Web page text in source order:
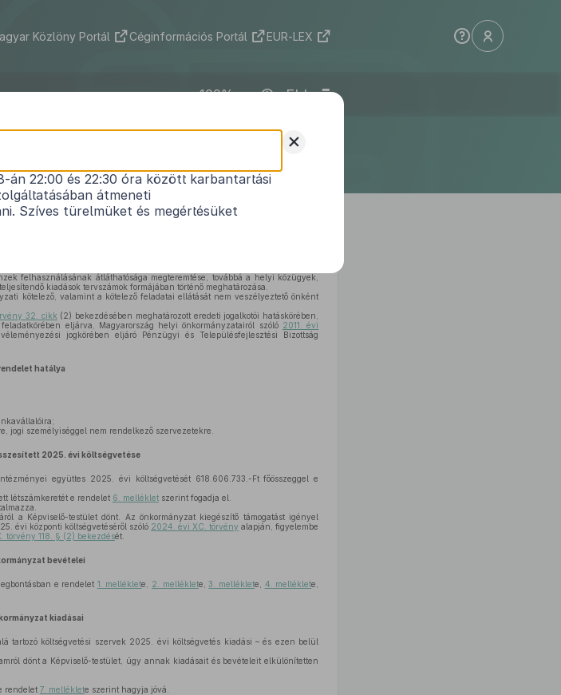
Közlöny Portál Céginformációs Portál EUR-LEX
ELI
Képviselő-testületének
évi költségvetéséről
felhasználásának átláthatósága megteremtése, továbbá a helyi közügyek,
kiadások tervszámok formájában történő meghatározása.
kötelező, valamint a kötelező feladatai ellátását nem veszélyeztető önként
32. cikk (2) bekezdésében meghatározott eredeti jogalkotói hatáskörében,
eljárva, Magyarország helyi önkormányzatairól szóló 2011. évi
jogkörében eljáró Pénzügyi és Településfejlesztési Bizottság
hatálya
jogi személyiséggel nem rendelkező szervezetekre.
2025. évi költségvetése
együttes 2025. évi költségvetését 618.606.733.-Ft főösszeggel e
létszámkeretét e rendelet 6. mellékletszerint fogadja el.
a Képviselő-testület dönt. Az önkormányzat kiegészítő támogatást igényel
évi központi költségvetéséről szóló 2024. évi XC. törvény alapján, figyelembe
törvény 118. § (2) bekezdését.
bevételei
e rendelet 1. melléklete, 2. melléklete,3. melléklete, 4. melléklete,
kiadásai
tartozó költségvetési szervek 2025. évi költségvetés kiadási – és ezen belül
dönt a Képviselő-testület, úgy annak kiadásait és bevételeit elkülönítetten
rendelet 7. melléklete szerint hagyja jóvá.
+
án 22:00 és 22:30 óra között karbantartási
átmeneti
Szíves türelmüket és megértésüket